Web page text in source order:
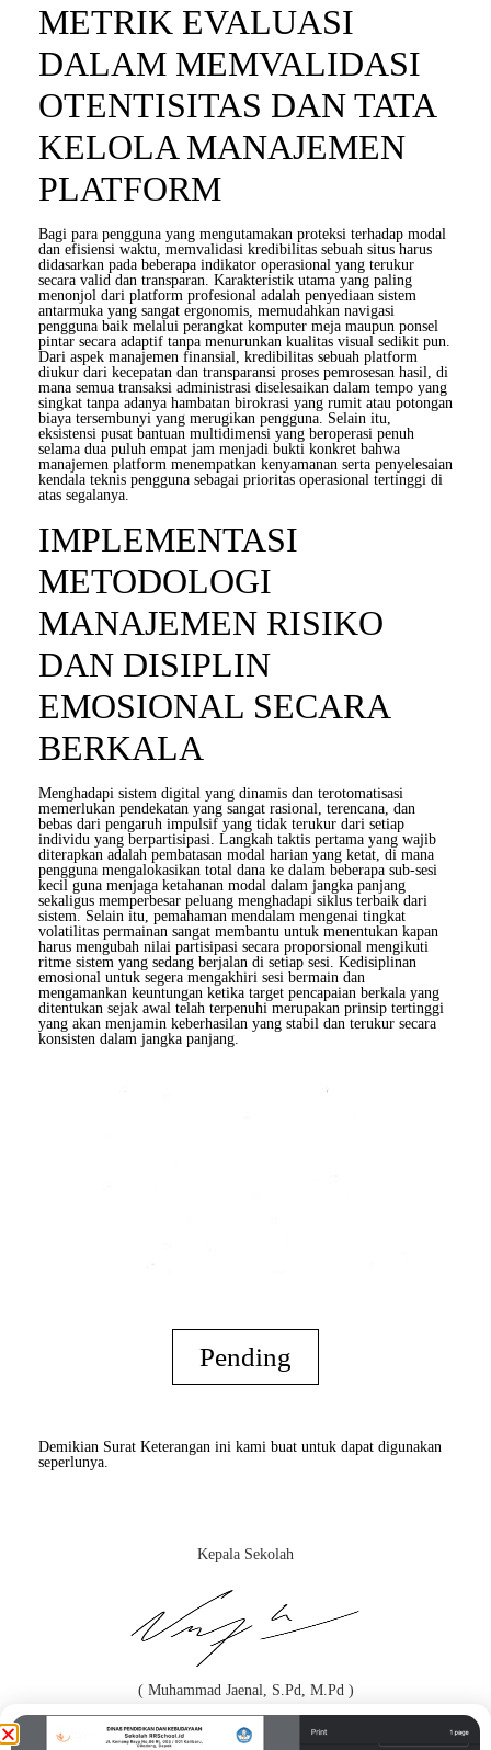
METRIK EVALUASI
DALAM MEMVALIDASI
OTENTISITAS DAN TATA
KELOLA MANAJEMEN
PLATFORM
Bagi para pengguna yang mengutamakan proteksi terhadap modal
dan efisiensi waktu, memvalidasi kredibilitas sebuah situs harus
didasarkan pada beberapa indikator operasional yang terukur
secara valid dan transparan. Karakteristik utama yang paling
menonjol dari platform profesional adalah penyediaan sistem
antarmuka yang sangat ergonomis, memudahkan navigasi
pengguna baik melalui perangkat komputer meja maupun ponsel
pintar secara adaptif tanpa menurunkan kualitas visual sedikit pun.
Dari aspek manajemen finansial, kredibilitas sebuah platform
diukur dari kecepatan dan transparansi proses pemrosesan hasil, di
mana semua transaksi administrasi diselesaikan dalam tempo yang
singkat tanpa adanya hambatan birokrasi yang rumit atau potongan
biaya tersembunyi yang merugikan pengguna. Selain itu,
eksistensi pusat bantuan multidimensi yang beroperasi penuh
selama dua puluh empat jam menjadi bukti konkret bahwa
manajemen platform menempatkan kenyamanan serta penyelesaian
kendala teknis pengguna sebagai prioritas operasional tertinggi di
atas segalanya.
IMPLEMENTASI
METODOLOGI
MANAJEMEN RISIKO
DAN DISIPLIN
EMOSIONAL SECARA
BERKALA
Menghadapi sistem digital yang dinamis dan terotomatisasi
memerlukan pendekatan yang sangat rasional, terencana, dan
bebas dari pengaruh impulsif yang tidak terukur dari setiap
individu yang berpartisipasi. Langkah taktis pertama yang wajib
diterapkan adalah pembatasan modal harian yang ketat, di mana
pengguna mengalokasikan total dana ke dalam beberapa sub-sesi
kecil guna menjaga ketahanan modal dalam jangka panjang
sekaligus memperbesar peluang menghadapi siklus terbaik dari
sistem. Selain itu, pemahaman mendalam mengenai tingkat
volatilitas permainan sangat membantu untuk menentukan kapan
harus mengubah nilai partisipasi secara proporsional mengikuti
ritme sistem yang sedang berjalan di setiap sesi. Kedisiplinan
emosional untuk segera mengakhiri sesi bermain dan
mengamankan keuntungan ketika target pencapaian berkala yang
ditentukan sejak awal telah terpenuhi merupakan prinsip tertinggi
yang akan menjamin keberhasilan yang stabil dan terukur secara
konsisten dalam jangka panjang.
Pending
Demikian Surat Keterangan ini kami buat untuk dapat digunakan
seperlunya.
Kepala Sekolah
( Muhammad Jaenal, S.Pd, M.Pd )
Orang Tua / Wali*